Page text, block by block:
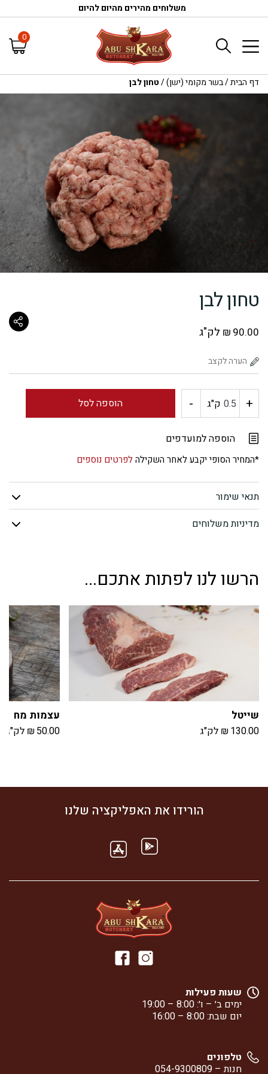
משלוחים מהירים מהיום להיום
0
דף הבית/בשר מקומי (ישן)/טחון לבן
טחון לבן
₪ 90.00 לק"ג
+ כמות
טחון
לבן
ק"ג - הוספה לסל
הוספה למועדפים
*המחיר הסופי יקבע לאחר השקילהלפרטים נוספים
תנאי שימור
מדיניות משלוחים
הרשו לנו לפתות אתכם...
שייטל
₪ 130.00 לק"ג
עצמות מח
₪ 50.00 לק"ג
הורידו את האפליקציה שלנו
שעות פעילות
ימים ב׳ – ו׳: 8:00 – 19:00
יום שבת: 8:00 – 16:00
טלפונים
חנות – 054-9300809